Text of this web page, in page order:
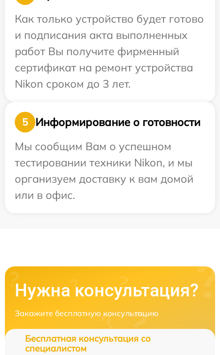
Как только устройство будет готово
и подписания акта выполненных
работ Вы получите фирменный
сертификат на ремонт устройства
Nikon сроком до 3 лет.
5
Информирование о готовности
Мы сообщим Вам о успешном
тестировании техники Nikon, и мы
организуем доставку к вам домой
или в офис.
Нужна консультация?
Закажите бесплатную консультацию
Бесплатная консультация со
специалистом